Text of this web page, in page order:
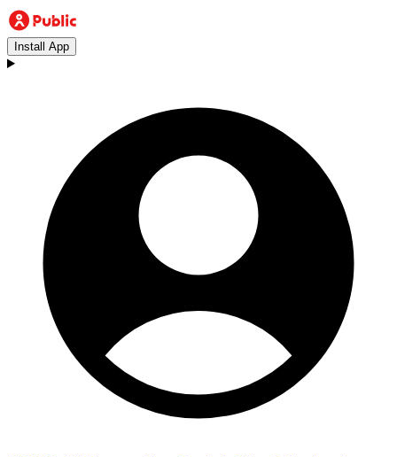
Install App